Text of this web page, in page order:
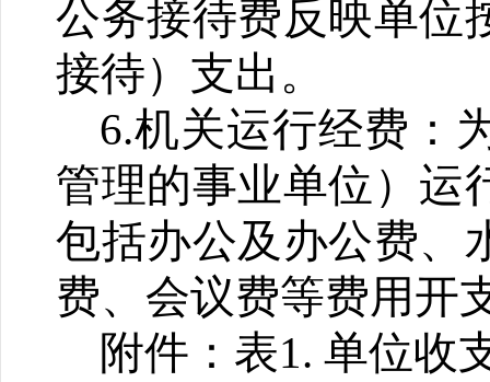
公务接待费反映单位
接待）支出。
6.机关运行经费：
管理的事业单位）运
包括办公及办公费、
费、会议费等费用开
附件：表1. 单位收